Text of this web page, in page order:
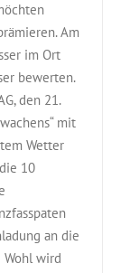
Am
im Ort
bewerten.
den 21.
mit
Wetter
10
an die
Wohl wird